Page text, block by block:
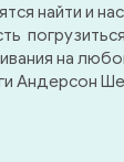
найти и
на
Андерсон